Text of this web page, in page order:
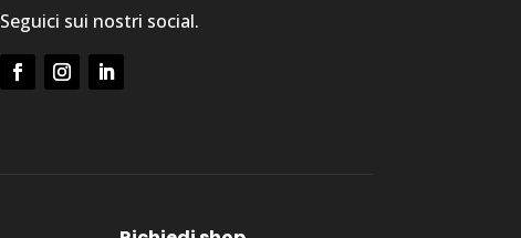
Seguici sui nostri social.